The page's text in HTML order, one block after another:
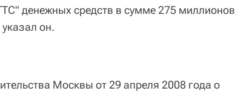
денежных средств в сумме 275 миллионов
он.
Москвы от 29 апреля 2008 года о